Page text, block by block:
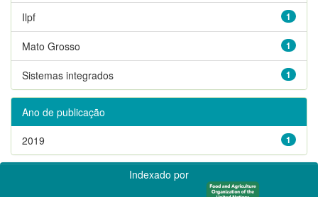
1
Ilpf
1
Mato Grosso
1
Sistemas integrados
Ano de publicação
1
2019
Indexado por